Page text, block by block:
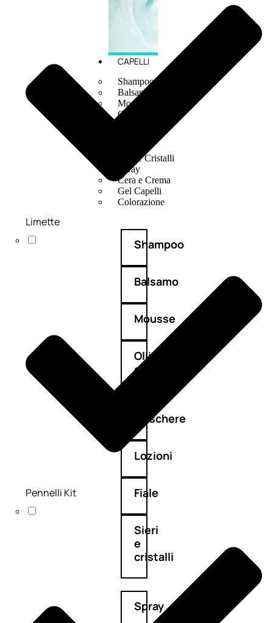
CAPELLI
Shampoo
Balsamo
Mousse
Olii Capelli
Sieri e Cristalli
Spray
Cera e Crema
Gel Capelli
Colorazione
Shampoo
Balsamo
Mousse
Olii
capelli
Maschere
Lozioni
Fiale
Sieri
e
cristalli
Spray
Limette
Pennelli Kit